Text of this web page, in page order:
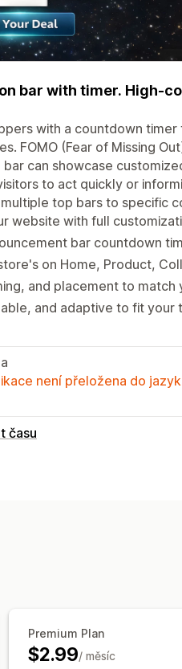
bar with timer. High-
with a countdown
FOMO (Fear of Missing
can showcase
to act quickly or
top bars to specific
website with full
bar countdown
on Home, Product,
and placement to match
and adaptive to fit your
není přeložena do
času
výprodeje
Časově
produktu Nejzazší termín
Premium Plan
$2.99/ měsíc